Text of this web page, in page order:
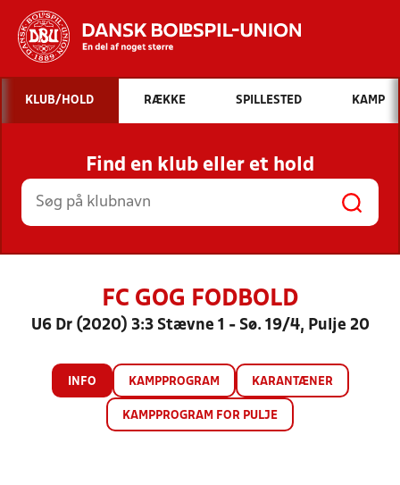
Hvad vil du søge efter?
INDHOLD OG NYHEDER
STILLINGER, RESULTATER, KLUBBER OG
HOLD
KLUB/HOLD RÆKKE SPILLESTED KAMP
Find en klub eller et hold
FC GOG FODBOLD
U6 Dr (2020) 3:3 Stævne 1 - Sø. 19/4, Pulje 20
INFO KAMPPROGRAM KARANTÆNER
KAMPPROGRAM FOR PULJE